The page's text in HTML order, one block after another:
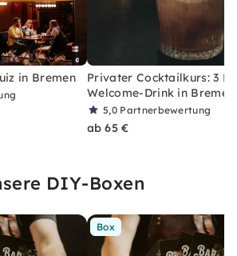
in Bremen
Privater Cocktailkurs: 3
Welcome-Drink in Bremen
5,0 Partnerbewertung
ab 65 €
DIY-Boxen
Box